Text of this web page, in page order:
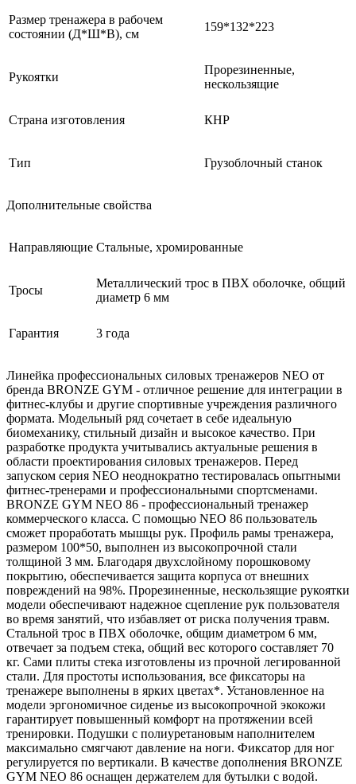
Размер тренажера в рабочем
состоянии (Д*Ш*В), см
159*132*223
Рукоятки
Прорезиненные,
нескользящие
Страна изготовления КНР
Тип Грузоблочный станок
Дополнительные свойства
Направляющие Стальные, хромированные
Тросы
Металлический трос в ПВХ оболочке, общий
диаметр 6 мм
Гарантия 3 года
Линейка профессиональных силовых тренажеров NEO от
бренда BRONZE GYM - отличное решение для интеграции в
фитнес-клубы и другие спортивные учреждения различного
формата. Модельный ряд сочетает в себе идеальную
биомеханику, стильный дизайн и высокое качество. При
разработке продукта учитывались актуальные решения в
области проектирования силовых тренажеров. Перед
запуском серия NEO неоднократно тестировалась опытными
фитнес-тренерами и профессиональными спортсменами.
BRONZE GYM NEO 86 - профессиональный тренажер
коммерческого класса. С помощью NEO 86 пользователь
сможет проработать мышцы рук. Профиль рамы тренажера,
размером 100*50, выполнен из высокопрочной стали
толщиной 3 мм. Благодаря двухслойному порошковому
покрытию, обеспечивается защита корпуса от внешних
повреждений на 98%. Прорезиненные, нескользящие рукоятки
модели обеспечивают надежное сцепление рук пользователя
во время занятий, что избавляет от риска получения травм.
Стальной трос в ПВХ оболочке, общим диаметром 6 мм,
отвечает за подъем стека, общий вес которого составляет 70
кг. Сами плиты стека изготовлены из прочной легированной
стали. Для простоты использования, все фиксаторы на
тренажере выполнены в ярких цветах*. Установленное на
модели эргономичное сиденье из высокопрочной экокожи
гарантирует повышенный комфорт на протяжении всей
тренировки. Подушки с полиуретановым наполнителем
максимально смягчают давление на ноги. Фиксатор для ног
регулируется по вертикали. В качестве дополнения BRONZE
GYM NEO 86 оснащен держателем для бутылки с водой.